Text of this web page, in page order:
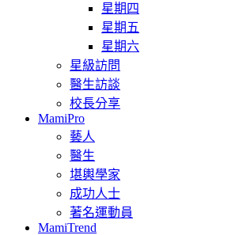
星期四
星期五
星期六
星級訪問
醫生訪談
校長分享
MamiPro
藝人
醫生
堪輿學家
成功人士
著名運動員
MamiTrend